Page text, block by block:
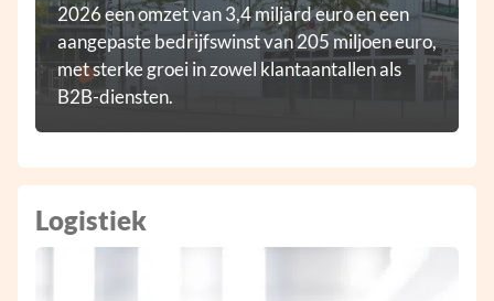
2026 een omzet van 3,4 miljard euro en een
aangepaste bedrijfswinst van 205 miljoen euro,
met sterke groei in zowel klantaantallen als
B2B-diensten.
Logistiek